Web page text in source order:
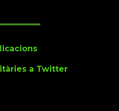
a Twitter